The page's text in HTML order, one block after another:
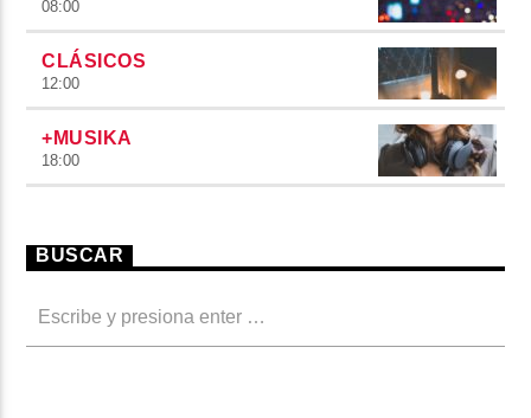
08:00
CLÁSICOS
12:00
+MUSIKA
18:00
BUSCAR